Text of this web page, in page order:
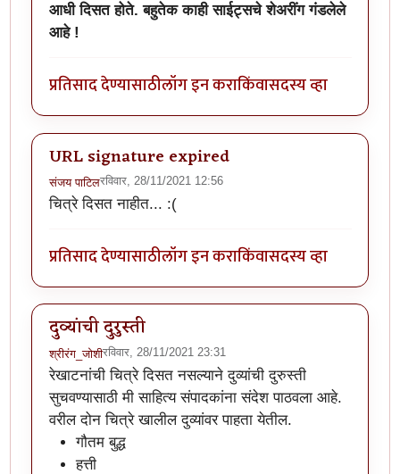
आधी दिसत होते.बहुतेक काही साईट्सचे शेअरींग गंडलेले
आहे !
प्रतिसाद देण्यासाठीलॉग इन कराकिंवासदस्य व्हा
URL signature expired
संजय पाटिलरविवार, 28/11/2021 12:56
चित्रे दिसत नाहीत... :(
प्रतिसाद देण्यासाठीलॉग इन कराकिंवासदस्य व्हा
दुव्यांची दुरुस्ती
श्रीरंग_जोशीरविवार, 28/11/2021 23:31
रेखाटनांची चित्रे दिसत नसल्याने दुव्यांची दुरुस्ती
सुचवण्यासाठी मी साहित्य संपादकांना संदेश पाठवला आहे.
वरील दोन चित्रे खालील दुव्यांवर पाहता येतील.
गौतम बुद्ध
हत्ती